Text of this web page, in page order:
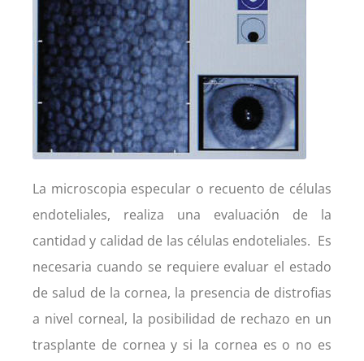
La microscopia especular o recuento de células
endoteliales, realiza una evaluación de la
cantidad y calidad de las células endoteliales. Es
necesaria cuando se requiere evaluar el estado
de salud de la cornea, la presencia de distrofias
a nivel corneal, la posibilidad de rechazo en un
trasplante de cornea y si la cornea es o no es